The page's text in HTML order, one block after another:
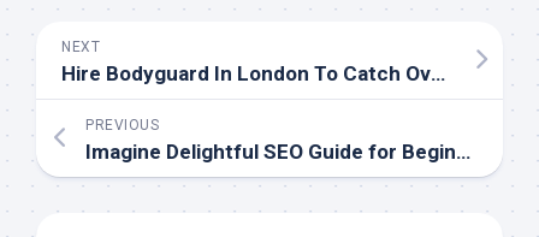
NEXT
Hire Bodyguard In London To Catch Over Your Mob
PREVIOUS
Imagine Delightful SEO Guide for Beginners